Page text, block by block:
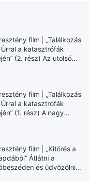
igéi: A munka három
| 22. szemelvény
igéi: A munka három
| 23. szemelvény
igéi: A munka három
| 24. szemelvény
film | „Találkozás
a katasztrófák
(2. rész) Az utolsó
(Magyar
film | „Találkozás
a katasztrófák
(1. rész) A nagy
film | „Kitörés a
Átlátni a
és üdvözölni